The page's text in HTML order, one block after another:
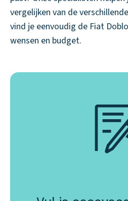
vergelijken van de
vind je eenvoudig de Fiat
wensen en budget.